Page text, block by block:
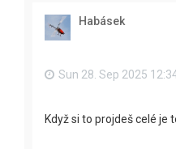
Habásek
Sun 28. Sep 2025
Když si to projdeš celé